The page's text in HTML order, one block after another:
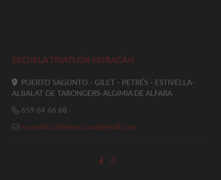
ESCUELA TRIATLÓN HURACÁN
PUERTO SAGUNTO - GILET - PETRÉS - ESTIVELLA-
ALBALAT DE TARONGERS-ALGIMIA DE ALFARA
659 64 66 68
escuelatriatlonhuracan@gmail.com